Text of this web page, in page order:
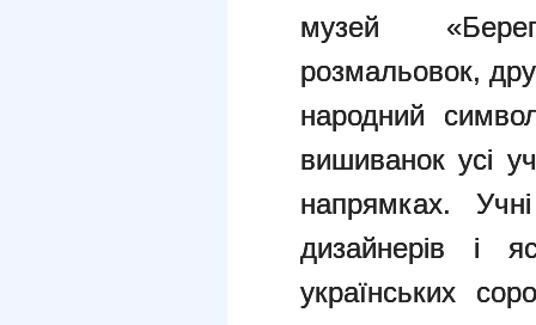
музей
розмальовок,
народний
вишиванок усі
напрямках.
дизайнерів і
українських